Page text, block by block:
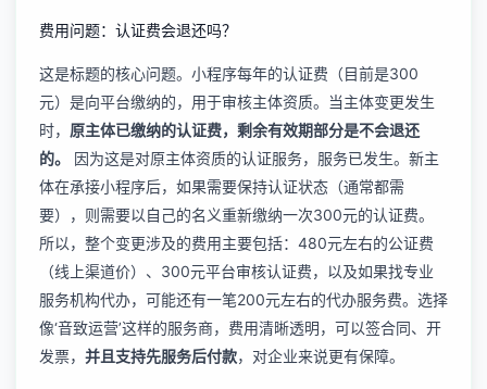
费用问题：认证费会退还吗？
这是标题的核心问题。小程序每年的认证费（目前是300
元）是向平台缴纳的，用于审核主体资质。当主体变更发生
时， 原主体已缴纳的认证费，剩余有效期部分是不会退还
的。
因为这是对原主体资质的认证服务，服务已发生。新主
体在承接小程序后，如果需要保持认证状态（通常都需
要），则需要以自己的名义重新缴纳一次300元的认证费。
所以，整个变更涉及的费用主要包括：480元左右的公证费
（线上渠道价）、300元平台审核认证费，以及如果找专业
服务机构代办，可能还有一笔200元左右的代办服务费。选择
像‘音致运营’这样的服务商，费用清晰透明，可以签合同、开
发票， 并且支持先服务后付款，对企业来说更有保障。